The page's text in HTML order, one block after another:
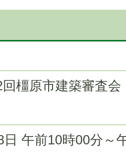
橿原市建築審査会
午前10時00分～